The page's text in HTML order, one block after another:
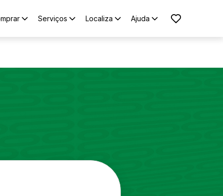
Serviços Localiza Ajuda